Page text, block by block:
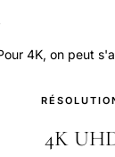
4K, on peut